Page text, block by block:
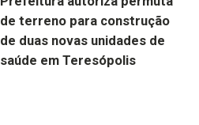
de terreno para construção
de duas novas unidades de
saúde em Teresópolis